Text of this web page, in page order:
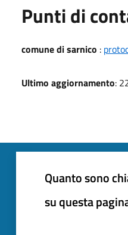
Punti di
comune di sarnico :
Ultimo aggiornamento:
Quanto sono
su questa